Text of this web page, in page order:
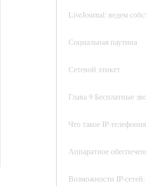
LiveJournal: ведем
Социальная паутина
Сетевой этикет
Глава 9 Бесплатные
Что такое IP-
Аппаратное
Возможности IP-